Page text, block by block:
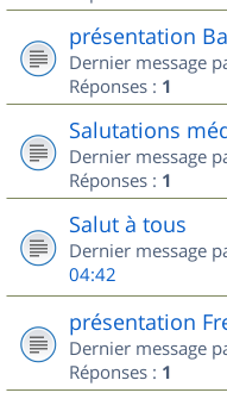
présentation
Dernier message
Réponses : 1
Salutations
Dernier message
Réponses : 1
Salut à tous
Dernier message
04:42
présentation
Dernier message
Réponses : 1